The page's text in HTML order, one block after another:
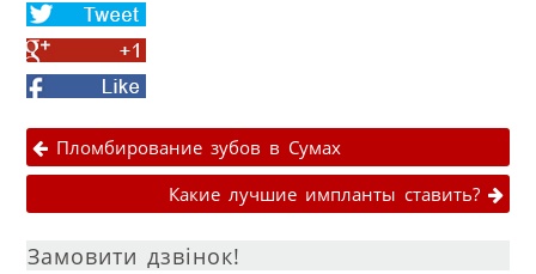
Share
on
Twitter
Share
on
Google+
Facebook
Навігація публікаціями
Пломбирование зубов в Сумах
Какие лучшие импланты ставить?
Замовити дзвінок!